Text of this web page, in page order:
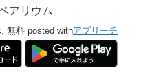
アリウム
無料 posted withアプリーチ